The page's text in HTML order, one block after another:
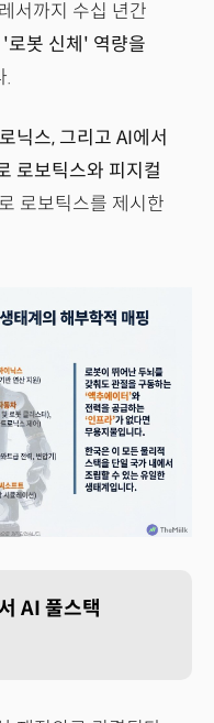
서까지 수십 년간
'로봇 신체' 역량을
.
닉스, 그리고 AI에서
로보틱스와 피지컬
로보틱스를 제시한
AI 풀스택